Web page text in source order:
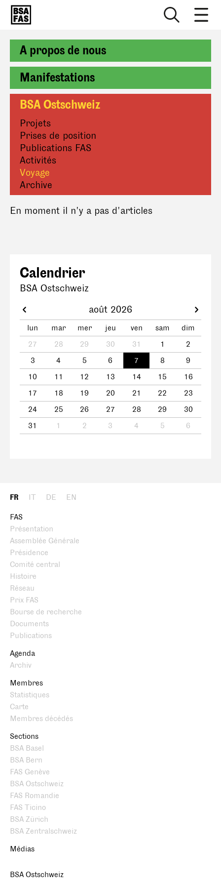
BSA Ostschweiz
Projets
Prises de position
Publications FAS
Activités
Voyage
Archive
A propos de nous
Manifestations
En moment il n'y a pas d'articles
Calendrier
BSA Ostschweiz
août 2026
lun mar mer jeu ven sam
dim
27
28 29 30 31 1
2
3
4 5 6 7 8
9
10
11 12 13 14 15
16
17
18 19 20 21 22
23
24
25 26 27 28 29
30
31
1 2 3 4 5 6
FR IT DE EN
FAS
Présentation
Assemblée Générale
Présidence
Comité central
Histoire
Réseau
Prix FAS
Bourse de recherche
Documents
Publications
Agenda
Archiv
Membres
Statistiques
Carte
Membres décédés
Sections
BSA Basel
BSA Bern
FAS Genève
BSA Ostschweiz
FAS Romandie
FAS Ticino
BSA Zürich
BSA Zentralschweiz
Médias
BSA Ostschweiz